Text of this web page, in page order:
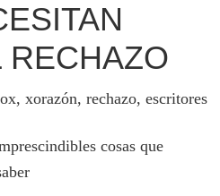
RECHAZO
cosas que